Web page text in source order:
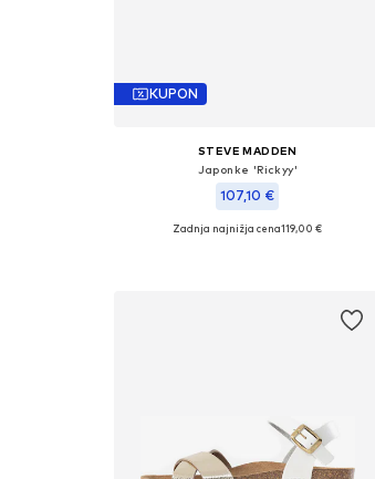
KUPON
STEVE MADDEN
Japonke 'Rickyy'
107,10 €
Razpoložljive velikosti: 36, 37, 38, 39, 40, 41
Zadnja najnižja cena119,00 €